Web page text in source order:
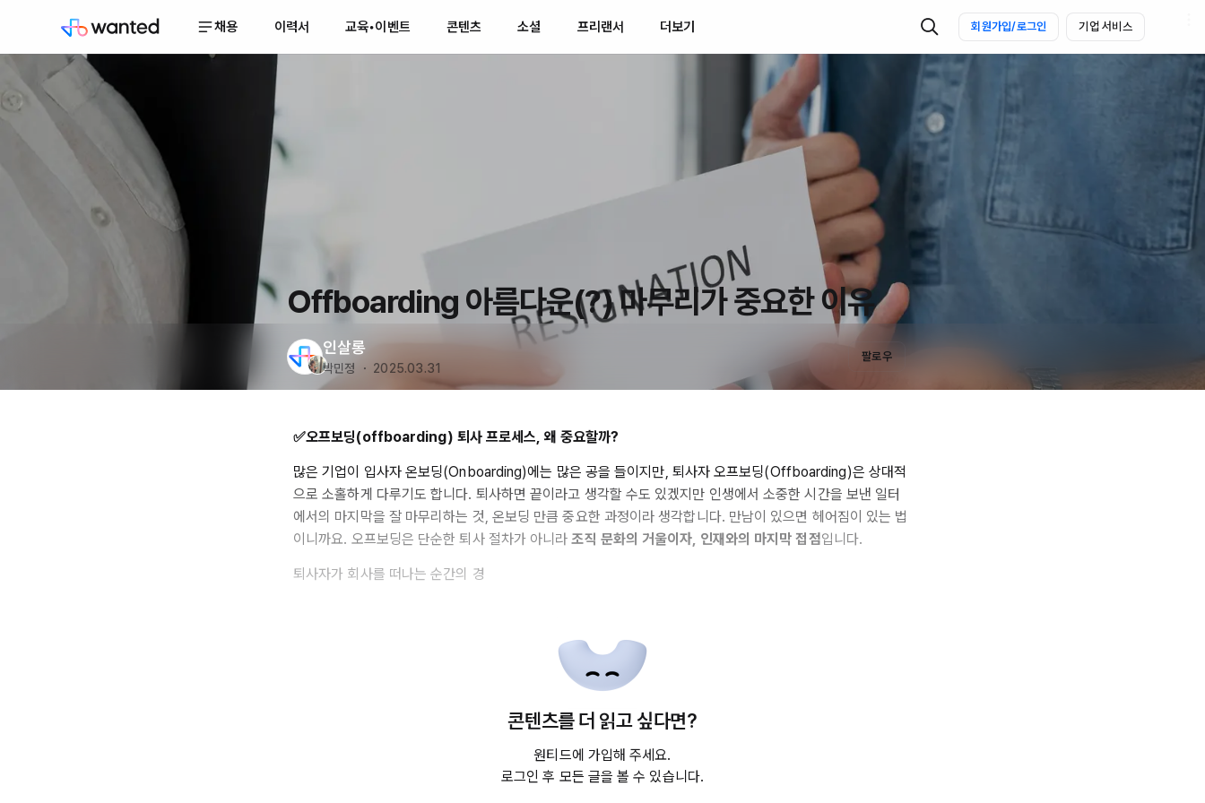
채용 이력서 교육•이벤트 콘텐츠 소셜 프리랜서 더보기 회원가입/로그인 기업 서비스
Offboarding 아름다운(?) 마무리가 중요한 이유
인살롱
박민정 ・ 2025.03.31
팔로우
✅오프보딩(offboarding) 퇴사 프로세스, 왜 중요할까?
많은 기업이 입사자 온보딩(Onboarding)에는 많은 공을 들이지만, 퇴사자 오프보딩(Offboarding)은 상대적
으로 소홀하게 다루기도 합니다. 퇴사하면 끝이라고 생각할 수도 있겠지만 인생에서 소중한 시간을 보낸 일터
에서의 마지막을 잘 마무리하는 것, 온보딩 만큼 중요한 과정이라 생각합니다. 만남이 있으면 헤어짐이 있는 법
이니까요. 오프보딩은 단순한 퇴사 절차가 아니라조직 문화의 거울이자, 인재와의 마지막 접점입니다.
퇴사자가 회사를 떠나는 순간의 경
콘텐츠를 더 읽고 싶다면?
원티드에 가입해 주세요.
로그인 후 모든 글을 볼 수 있습니다.